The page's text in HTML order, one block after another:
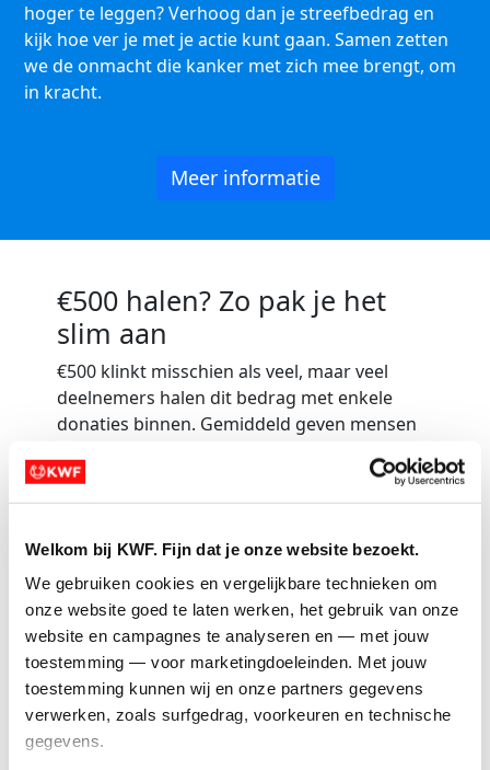
Welkom bij KWF. Fijn dat je onze website bezoekt.
We gebruiken cookies en vergelijkbare technieken om
onze website goed te laten werken, het gebruik van onze
website en campagnes te analyseren en — met jouw
toestemming — voor marketingdoeleinden. Met jouw
toestemming kunnen wij en onze partners gegevens
verwerken, zoals surfgedrag, voorkeuren en technische
gegevens.
hoger te leggen? Verhoog dan je streefbedrag en
kijk hoe ver je met je actie kunt gaan. Samen zetten
we de onmacht die kanker met zich mee brengt, om
in kracht.
Meer informatie
€500 halen? Zo pak je het
slim aan
€500 klinkt misschien als veel, maar veel
deelnemers halen dit bedrag met enkele
donaties binnen. Gemiddeld geven mensen
Dus met20 tot 30 donatiesheb je jouw
Vink deze 3 stappen af om te beginnen:
Deel je actiepagina met 5 mensen die dichtbij
je staan